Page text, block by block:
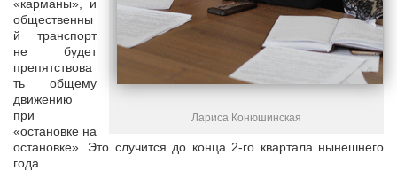
Лариса Конюшинская
«карманы», и
общественны
й транспорт
не будет
препятствова
ть общему
движению
при
«остановке на
остановке». Это случится до конца 2-го квартала нынешнего
года.